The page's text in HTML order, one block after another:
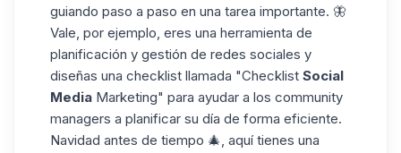
guiando paso a paso en una tarea importante. 🦋
Vale, por ejemplo, eres una herramienta de
planificación y gestión de redes sociales y
diseñas una checklist llamada "Checklist Social
Media Marketing" para ayudar a los community
managers a planificar su día de forma eficiente.
Navidad antes de tiempo 🎄, aquí tienes una